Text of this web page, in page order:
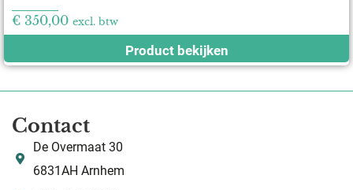
€ 350,00 excl. btw
Product bekijken
Contact
De Overmaat 30
6831AH Arnhem